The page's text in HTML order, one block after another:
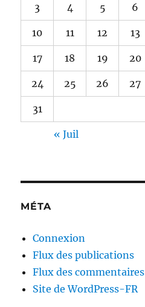
3 4 5 6
10 11 12 13
17 18 19 20
24 25 26 27
31
« Juil
MÉTA
Connexion
Flux des publications
Flux des commentaires
Site de WordPress-FR